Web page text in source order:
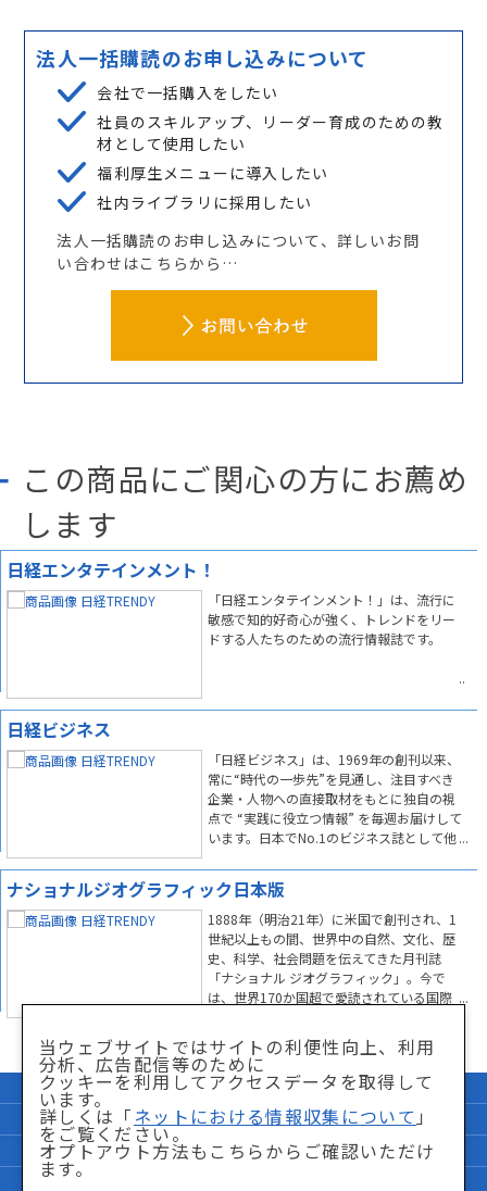
法人一括購読のお申し込みについて
会社で一括購入をしたい
社員のスキルアップ、リーダー育成のための教
材として使用したい
福利厚生メニューに導入したい
社内ライブラリに採用したい
法人一括購読のお申し込みについて、詳しいお問
い合わせはこちらから…
この商品にご関心の方にお薦め
します
日経エンタテインメント！
「日経エンタテインメント！」は、流行に
敏感で知的好奇心が強く、トレンドをリー
ドする人たちのための流行情報誌です。
日経ビジネス
「日経ビジネス」は、1969年の創刊以来、
常に“時代の一歩先”を見通し、注目すべき
企業・人物への直接取材をもとに独自の視
点で “実践に役立つ情報” を毎週お届けして
います。日本でNo.1のビジネス誌として他
レビや新聞、ネットでは露見しない“ニュー
スの真実”をお役立てください。
ナショナルジオグラフィック日本版
1888年（明治21年）に米国で創刊され、1
世紀以上もの間、世界中の自然、文化、歴
史、科学、社会問題を伝えてきた月刊誌
「ナショナル ジオグラフィック」。今で
は、世界170か国超で愛読されている国際
写真家が撮る美しい迫力ある写真とわかり
やすい記事で、「驚き」と「感動」をお届
けします。
当ウェブサイトではサイトの利便性向上、利用
分析、広告配信等のために
クッキーを利用してアクセスデータを取得して
います。
詳しくは「 ネットにおける情報収集について 」
をご覧ください。
オプトアウト方法もこちらからご確認いただけ
ます。
企業情報
サイトマップ
個人情報保護方針
「特商法」に関して
サイト利用条件
ネットにおける情報収集について